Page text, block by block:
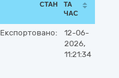
СТАН
ТА
ЧАС
Експортовано:
12-06-
2026,
11:21:34